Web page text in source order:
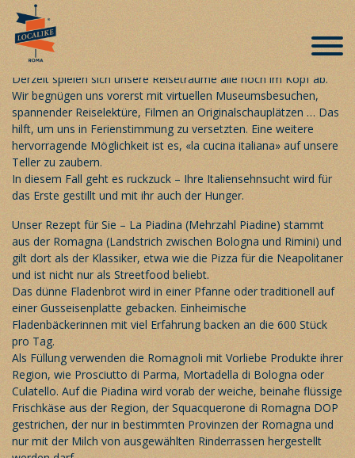
Italienische Spezialität auf dem Teller –
«Piadina»
Veröffentlicht am 11. Mai 2020
Derzeit spielen sich unsere Reiseträume alle noch im Kopf ab.
Wir begnügen uns vorerst mit virtuellen Museumsbesuchen,
spannender Reiselektüre, Filmen an Originalschauplätzen … Das
hilft, um uns in Ferienstimmung zu versetzten. Eine weitere
hervorragende Möglichkeit ist es, «la cucina italiana» auf unsere
Teller zu zaubern.
In diesem Fall geht es ruckzuck – Ihre Italiensehnsucht wird für
das Erste gestillt und mit ihr auch der Hunger.
Unser Rezept für Sie – La Piadina (Mehrzahl Piadine) stammt
aus der Romagna (Landstrich zwischen Bologna und Rimini) und
gilt dort als der Klassiker, etwa wie die Pizza für die Neapolitaner
und ist nicht nur als Streetfood beliebt.
Das dünne Fladenbrot wird in einer Pfanne oder traditionell auf
einer Gusseisenplatte gebacken. Einheimische
Fladenbäckerinnen mit viel Erfahrung backen an die 600 Stück
pro Tag.
Als Füllung verwenden die Romagnoli mit Vorliebe Produkte ihrer
Region, wie Prosciutto di Parma, Mortadella di Bologna oder
Culatello. Auf die Piadina wird vorab der weiche, beinahe flüssige
Frischkäse aus der Region, der Squacquerone di Romagna DOP
gestrichen, der nur in bestimmten Provinzen der Romagna und
nur mit der Milch von ausgewählten Rinderrassen hergestellt